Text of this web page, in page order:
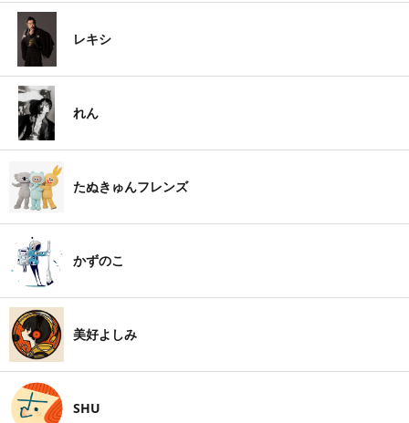
レキシ
れん
たぬきゅんフレンズ
かずのこ
美好よしみ
SHU